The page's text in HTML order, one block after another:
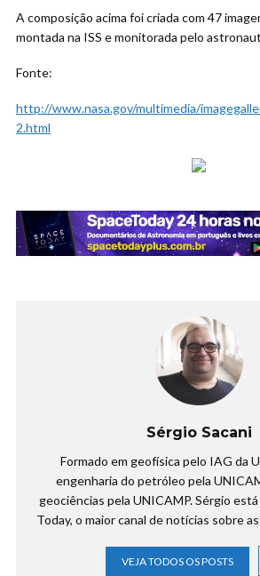
A composição acima foi criada com 47
montada na ISS e monitorada pelo
Fonte:
http://www.nasa.gov/multimedia/
2.html
Sérgio Sacani
Formado em geofísica pelo IAG da
engenharia do petróleo pela
geociências pela UNICAMP. Sérgio
Today, o maior canal de notícias sobre
VEJA TODOS OS POSTS